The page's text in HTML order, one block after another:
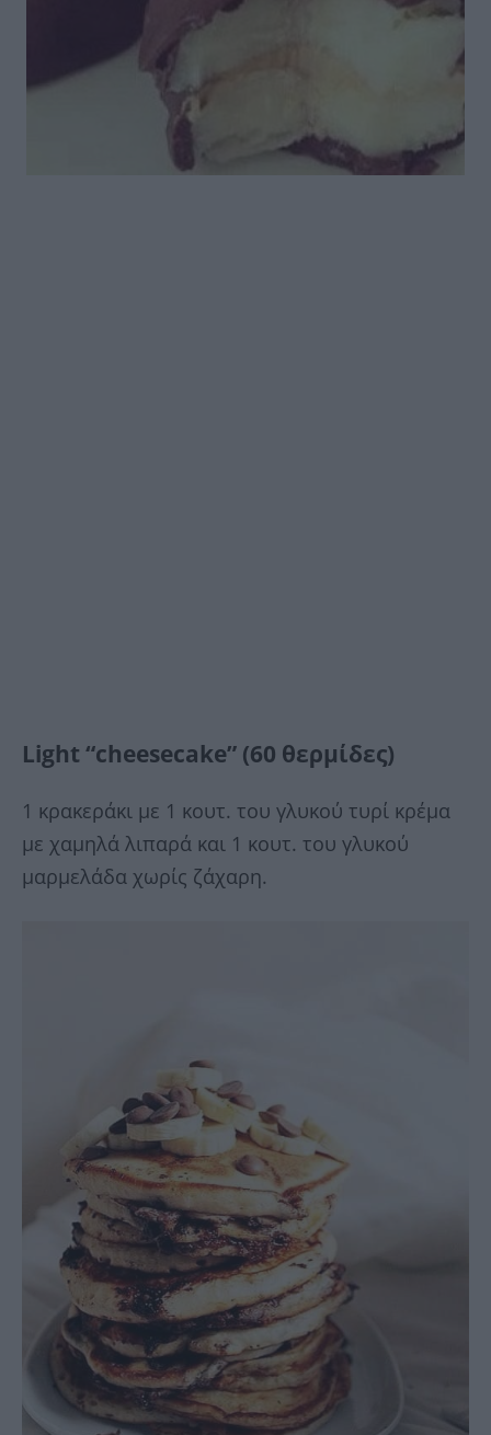
Light “cheesecake” (60 θερμίδες)
1 κρακεράκι με 1 κουτ. του γλυκού τυρί κρέμα
με χαμηλά λιπαρά και 1 κουτ. του γλυκού
μαρμελάδα χωρίς ζάχαρη.